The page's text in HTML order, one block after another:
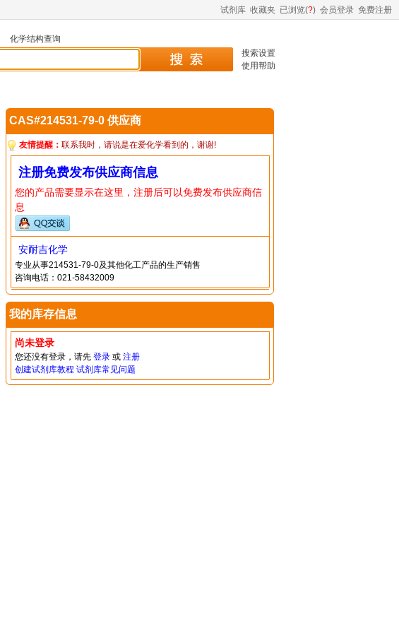
试剂库 收藏夹 已浏览(?) 会员登录 免费注册
化学结构查询
搜索设置
使用帮助
CAS#214531-79-0 供应商
友情提醒： 联系我时，请说是在爱化学看到的，谢谢!
注册免费发布供应商信息
您的产品需要显示在这里，注册后可以免费发布供应商信
息
安耐吉化学
专业从事214531-79-0及其他化工产品的生产销售
咨询电话：021-58432009
我的库存信息
尚未登录
您还没有登录，请先 登录或 注册
创建试剂库教程 试剂库常见问题